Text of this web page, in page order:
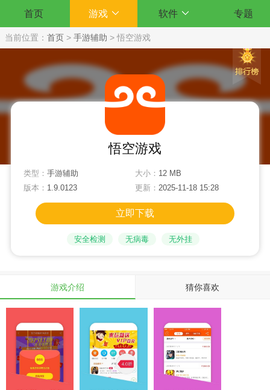
首页 游戏 软件 专题
当前位置： 首页 > 手游辅助 > 悟空游戏
悟空游戏
类型： 手游辅助 大小： 12 MB
版本： 1.9.0123 更新： 2025-11-18 15:28
立即下载
安全检测 无病毒 无外挂
游戏介绍 猜你喜欢